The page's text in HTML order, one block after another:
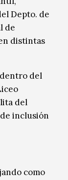
Depto. de
de
distintas
dentro del
del
inclusión
como